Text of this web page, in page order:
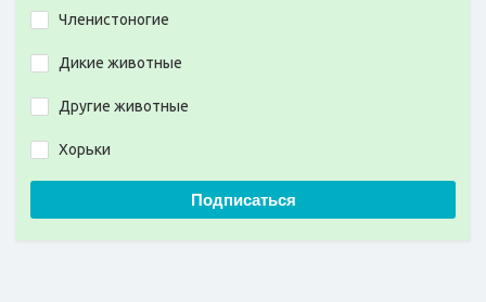
Членистоногие
Дикие животные
Другие животные
Хорьки
Подписаться